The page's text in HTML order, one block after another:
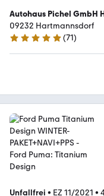
Autohaus Pichel GmbH
09232 Hartmannsdorf
4.9 Sterne
(71)
Unfallfrei • EZ 11/2021 •